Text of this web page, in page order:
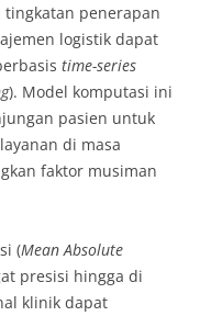
penerapan
logistik dapat
time-series
). Model komputasi ini
pasien untuk
di masa
faktor musiman
(Mean Absolute
presisi hingga di
klinik dapat